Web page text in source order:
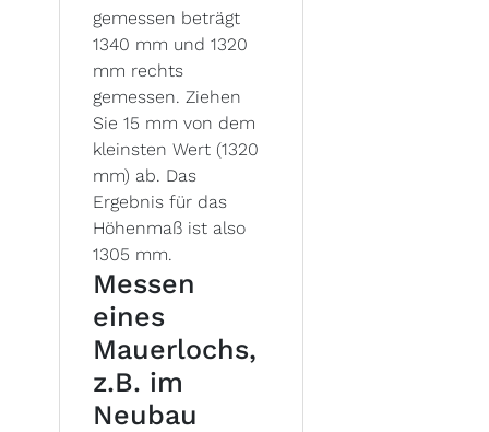
gemessen beträgt
1340 mm und 1320
mm rechts
gemessen. Ziehen
Sie 15 mm von dem
kleinsten Wert (1320
mm) ab. Das
Ergebnis für das
Höhenmaß ist also
1305 mm.
Messen
eines
Mauerlochs,
z.B. im
Neubau